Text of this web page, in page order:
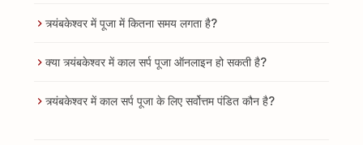
त्र्यंबकेश्वर में पूजा में कितना समय लगता है?
क्या त्र्यंबकेश्वर में काल सर्प पूजा ऑनलाइन हो सकती है?
त्र्यंबकेश्वर में काल सर्प पूजा के लिए सर्वोत्तम पंडित कौन है?